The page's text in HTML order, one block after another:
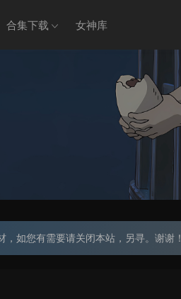
合集下载 女神库
如您有需要请关闭本站，另寻。谢谢！